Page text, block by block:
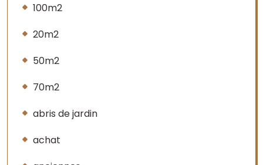
100m2
20m2
50m2
70m2
abris de jardin
achat